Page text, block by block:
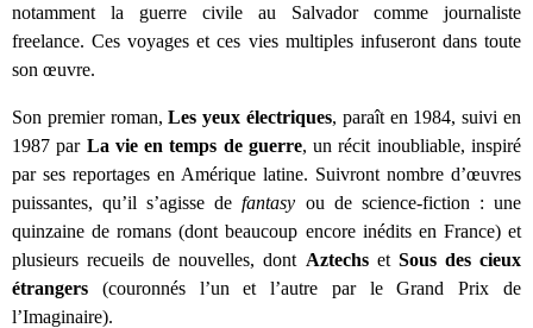
Quarante-Deux
Pulps
Wotan
Étoiles vives
Yellow Submarine
notamment la guerre civile au Salvador comme journaliste
freelance. Ces voyages et ces vies multiples infuseront dans toute
son œuvre.
Son premier roman, Les yeux électriques, paraît en 1984, suivi en
1987 par La vie en temps de guerre, un récit inoubliable, inspiré
par ses reportages en Amérique latine. Suivront nombre d’œuvres
puissantes, qu’il s’agisse de fantasy ou de science-fiction : une
quinzaine de romans (dont beaucoup encore inédits en France) et
plusieurs recueils de nouvelles, dont Aztechs et Sous des cieux
étrangers (couronnés l’un et l’autre par le Grand Prix de
l’Imaginaire).